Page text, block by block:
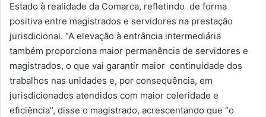
Estado à realidade da Comarca, refletindo de forma
positiva entre magistrados e servidores na prestação
jurisdicional. “A elevação à entrância intermediária
também proporciona maior permanência de servidores e
magistrados, o que vai garantir maior continuidade dos
trabalhos nas unidades e, por consequência, em
jurisdicionados atendidos com maior celeridade e
eficiência”, disse o magistrado, acrescentando que “o